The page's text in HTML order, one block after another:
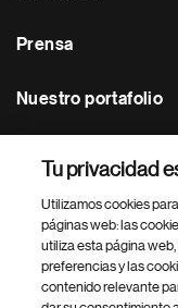
Prensa
Nuestro portafolio
Footer Site Search
Tu privacidad
Utilizamos cookies
páginas web: las
utiliza esta página
preferencias y las
contenido relevante